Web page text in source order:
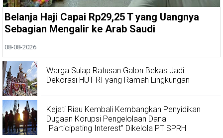
Belanja Haji Capai Rp29,25 T yang Uangnya
Sebagian Mengalir ke Arab Saudi
08-08-2026
Warga Sulap Ratusan Galon Bekas Jadi
Dekorasi HUT RI yang Ramah Lingkungan
Kejati Riau Kembali Kembangkan Penyidikan
Dugaan Korupsi Pengelolaan Dana
"Participating Interest" Dikelola PT SPRH